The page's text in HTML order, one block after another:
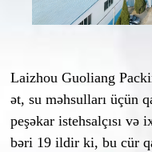
Laizhou Guoliang
ət, su məhsulları üçün
peşəkar istehsalçısı və
bəri 19 ildir ki, bu cür